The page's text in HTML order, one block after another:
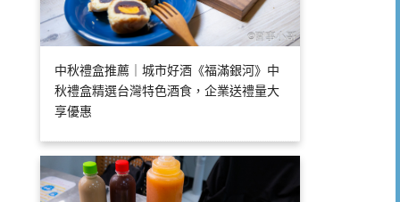
中秋禮盒推薦｜城市好酒《福滿銀河》中
秋禮盒精選台灣特色酒食，企業送禮量大
享優惠